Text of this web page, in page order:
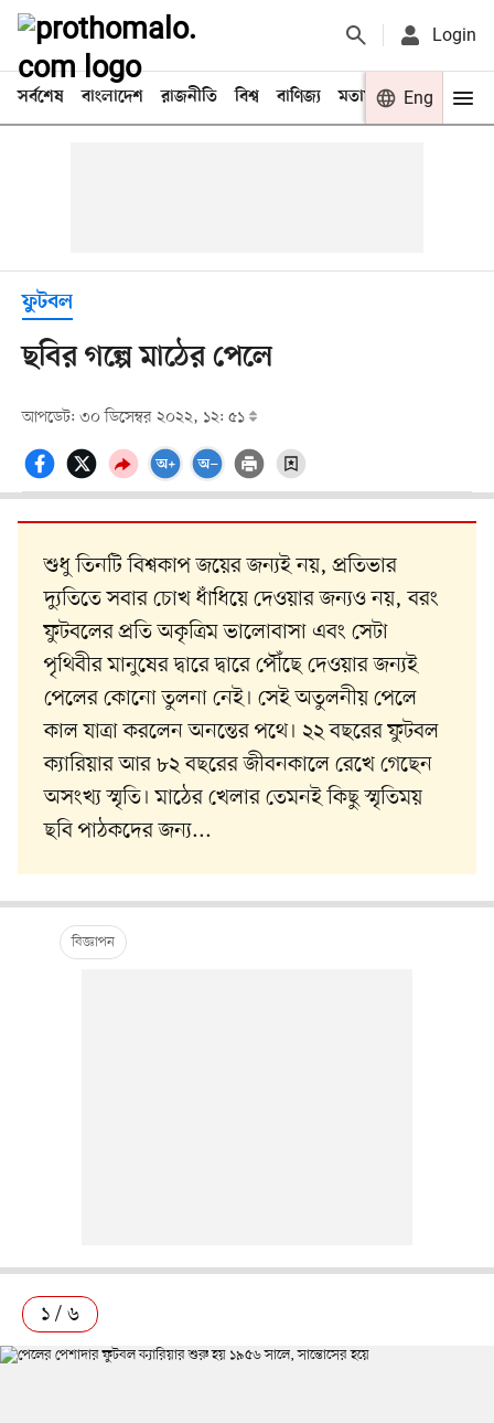
Login
সর্বশেষ বাংলাদেশ রাজনীতি বিশ্ব বাণিজ্য মতামত খেলা
Eng
ফুটবল
ছবির গল্পে মাঠের পেলে
আপডেট: ৩০ ডিসেম্বর ২০২২, ১২: ৫১
শুধু তিনটি বিশ্বকাপ জয়ের জন্যই নয়, প্রতিভার
দ্যুতিতে সবার চোখ ধাঁধিয়ে দেওয়ার জন্যও নয়, বরং
ফুটবলের প্রতি অকৃত্রিম ভালোবাসা এবং সেটা
পৃথিবীর মানুষের দ্বারে দ্বারে পৌঁছে দেওয়ার জন্যই
পেলের কোনো তুলনা নেই। সেই অতুলনীয় পেলে
কাল যাত্রা করলেন অনন্তের পথে। ২২ বছরের ফুটবল
ক্যারিয়ার আর ৮২ বছরের জীবনকালে রেখে গেছেন
অসংখ্য স্মৃতি। মাঠের খেলার তেমনই কিছু স্মৃতিময়
ছবি পাঠকদের জন্য...
১ / ৬